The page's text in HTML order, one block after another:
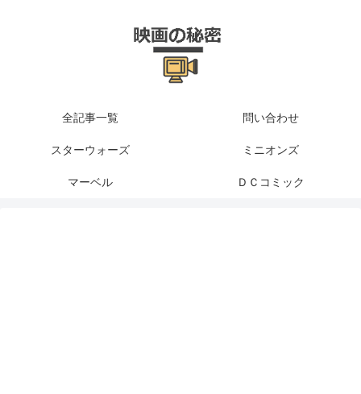
全記事一覧 問い合わせ
スターウォーズ ミニオンズ
マーベル ＤＣコミック